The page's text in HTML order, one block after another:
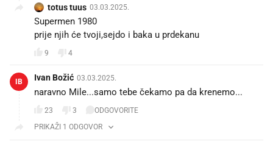
totus tuus 03.03.2025.
Supermen 1980
prije njih će tvoji,sejdo i baka u prdekanu
9 4
IB Ivan Božić 03.03.2025.
naravno Mile...samo tebe čekamo pa da krenemo...
23 3
ODGOVORITE
PRIKAŽI 1 ODGOVOR